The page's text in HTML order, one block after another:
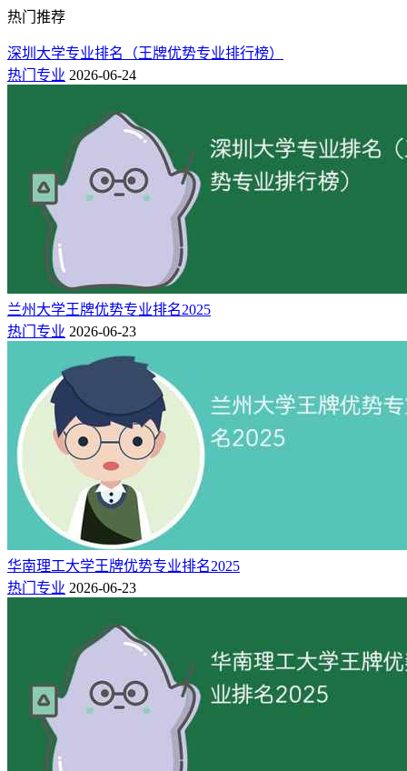
热门推荐
深圳大学专业排名（王牌优势专业排行榜）
热门专业 2026-06-24
兰州大学王牌优势专业排名2025
热门专业 2026-06-23
华南理工大学王牌优势专业排名2025
热门专业 2026-06-23